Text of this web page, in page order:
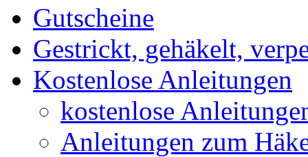
Gutscheine
Gestrickt, gehäkelt,
Kostenlose Anleitungen
kostenlose
Anleitungen zum